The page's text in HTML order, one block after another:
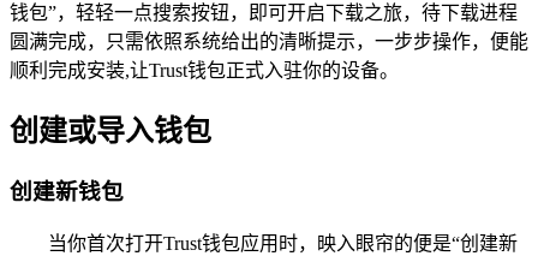
钱包”，轻轻一点搜索按钮，即可开启下载之旅，待下载进程
圆满完成，只需依照系统给出的清晰提示，一步步操作，便能
顺利完成安装,让Trust钱包正式入驻你的设备。
创建或导入钱包
创建新钱包
当你首次打开Trust钱包应用时，映入眼帘的便是“创建新